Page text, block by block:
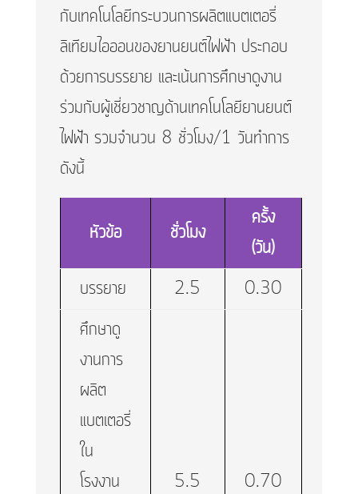
กับเทคโนโลยีกระบวนการผลิตแบตเตอรี่
ลิเทียมไอออนของยานยนต์ไฟฟ้า ประกอบ
ด้วยการบรรยาย และเน้นการศึกษาดูงาน
ร่วมกับผู้เชี่ยวชาญด้านเทคโนโลยียานยนต์
ไฟฟ้า รวมจำนวน 8 ชั่วโมง/1 วันทำการ
ดังนี้
หัวข้อ ชั่วโมง
ครั้ง
(วัน)
บรรยาย
2.5
0.30
ศึกษาดู
งานการ
ผลิต
แบตเตอรี่
ใน
โรงงาน
5.5 0.70